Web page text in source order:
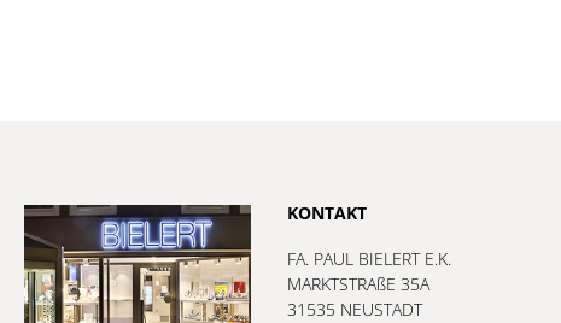
KONTAKT
FA. PAUL BIELERT E.K.
MARKTSTRAßE 35A
31535 NEUSTADT